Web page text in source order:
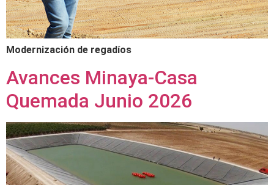
Modernización de regadíos
Avances Minaya-Casa
Quemada Junio 2026